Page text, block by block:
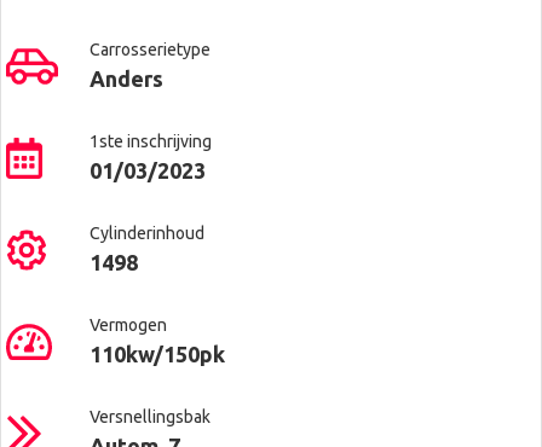
Carrosserietype
Anders
1ste inschrijving
01/03/2023
Cylinderinhoud
1498
Vermogen
110kw/150pk
Versnellingsbak